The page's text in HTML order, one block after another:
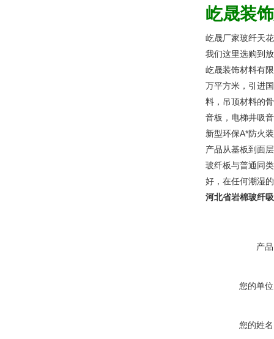
屹晟装饰
屹晟厂家玻纤天
我们这里选购到
屹晟装饰材料有
万平方米，引进
料，吊顶材料的
音板，电梯井吸
新型环保A*防火
产品从基板到面
玻纤板与普通同
好，在任何潮湿
河北省岩棉玻纤
产
您的单
您的姓